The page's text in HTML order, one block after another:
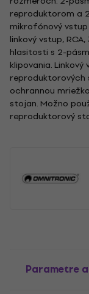
reproduktorom a
mikrofónový
linkový vstup,
hlasitosti s 2-
klipovania.
reproduktorových
ochrannou
stojan. Možno
reproduktorový
Parametre